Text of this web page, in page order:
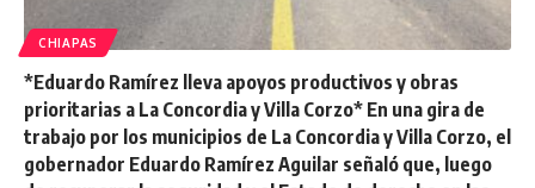
CHIAPAS
*Eduardo Ramírez lleva apoyos productivos y obras
prioritarias a La Concordia y Villa Corzo* En una gira de
trabajo por los municipios de La Concordia y Villa Corzo, el
gobernador Eduardo Ramírez Aguilar señaló que, luego